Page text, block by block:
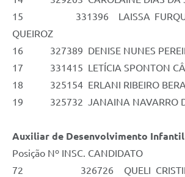
15 331396 LAISSA FURQUIM
QUEIROZ
16 327389 DENISE NUNES
17 331415 LETÍCIA SPONTON
18 325154 ERLANI RIBEIRO
19 325732 JANAINA NAVARRO
Auxiliar de Desenvolvimento Infantil
Posição Nº INSC. CANDIDATO
72 326726 QUELI CRISTINE